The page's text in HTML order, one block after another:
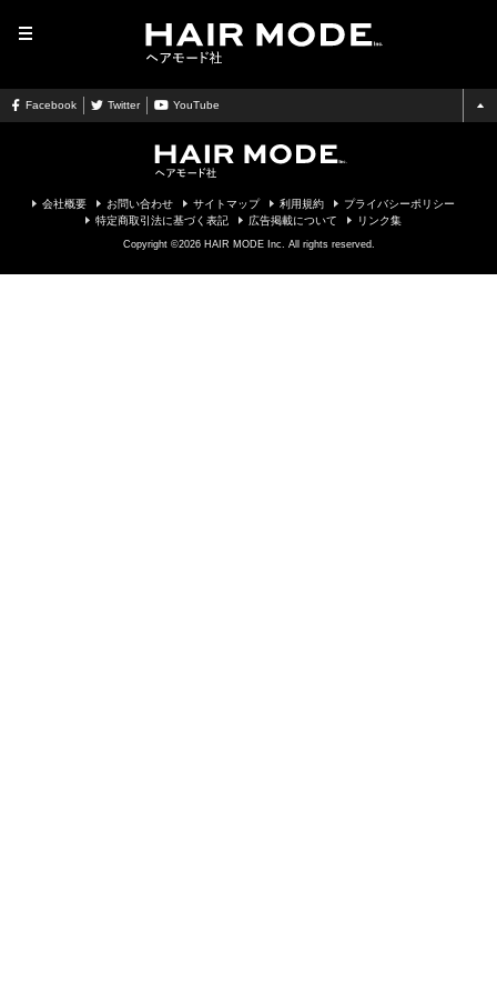
Facebook Twitter YouTube
会社概要 お問い合わせ サイトマップ 利用規約
プライバシーポリシー
特定商取引法に基づく表記
広告掲載について リンク集
Copyright ©2026 HAIR MODE Inc. All rights reserved.